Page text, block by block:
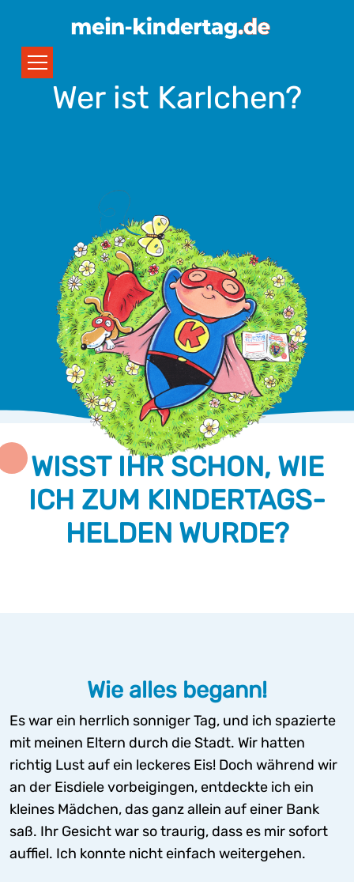
Wer ist Karlchen?
WISST IHR SCHON, WIE
ICH ZUM KINDERTAGS-
HELDEN WURDE?
Wie alles begann!
Es war ein herrlich sonniger Tag, und ich spazierte
mit meinen Eltern durch die Stadt. Wir hatten
richtig Lust auf ein leckeres Eis! Doch während wir
an der Eisdiele vorbeigingen, entdeckte ich ein
kleines Mädchen, das ganz allein auf einer Bank
saß. Ihr Gesicht war so traurig, dass es mir sofort
auffiel. Ich konnte nicht einfach weitergehen.